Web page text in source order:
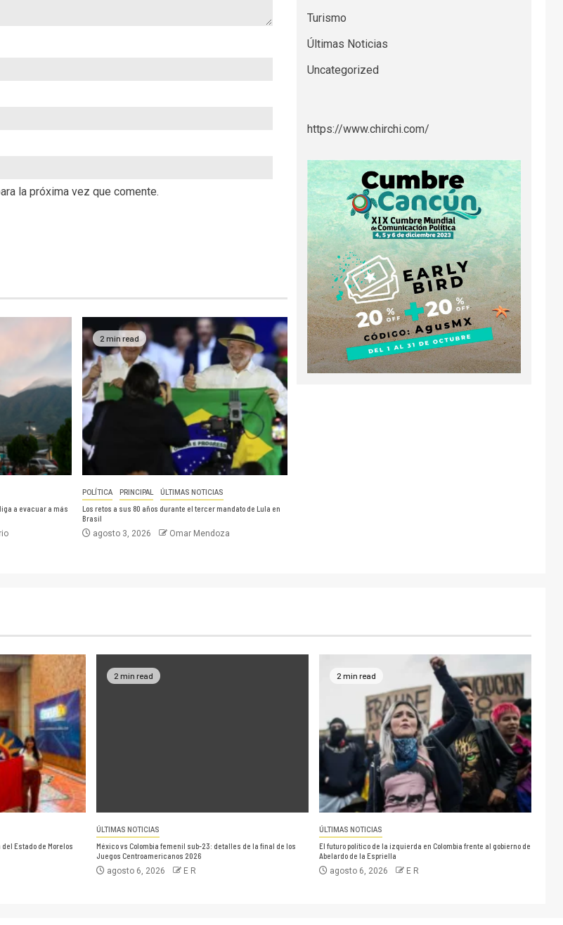
la próxima vez que comente.
a evacuar a más
2 min read
POLÍTICA PRINCIPAL ÚLTIMAS NOTICIAS
Los retos a sus 80 años durante el tercer mandato de Lula en
Brasil
agosto 3, 2026 Omar Mendoza
Turismo
Últimas Noticias
Uncategorized
https://www.chirchi.com/
Estado de Morelos
2 min read
ÚLTIMAS NOTICIAS
México vs Colombia femenil sub-23: detalles de la final de los
Juegos Centroamericanos 2026
agosto 6, 2026 E R
2 min read
ÚLTIMAS NOTICIAS
El futuro político de la izquierda en Colombia frente al gobierno de
Abelardo de la Espriella
agosto 6, 2026 E R